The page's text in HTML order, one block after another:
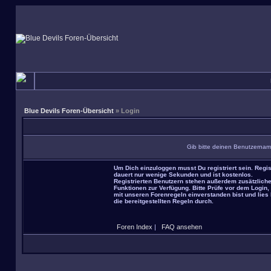
Blue Devils Foren-Übersicht » Login
Gib bitte deinen
Um Dich einzuloggen musst Du registriert sein.
dauert nur wenige Sekunden und ist kostenlos.
Registrierten Benutzern stehen außerdem zusätzliche
Funktionen zur Verfügung. Bitte Prüfe vor dem Login,
mit unseren Forenregeln einverstanden bist und lies
die bereitgestellten Regeln durch.
Foren Index | FAQ ansehen